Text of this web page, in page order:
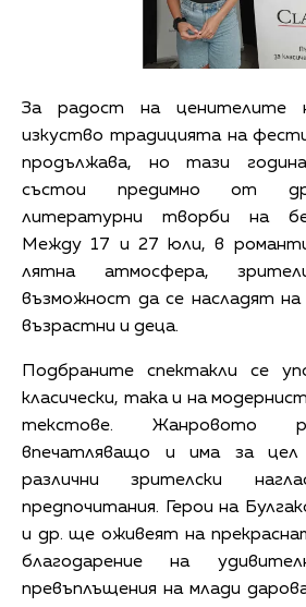
За радост на ценителите
изкуство традицията на
продължава, но тази
състои предимно от
литературни творби на
Между 17 и 27 юли, в
лятна атмосфера,
възможност да се насладят на
възрастни и деца.
Подбраните спектакли се
класически, така и на
текстове. Жанровото
впечатляващо и има за цел
различни зрителски
предпочитания. Герои на
и др. ще оживеят на
благодарение на
превъплъщения на млади